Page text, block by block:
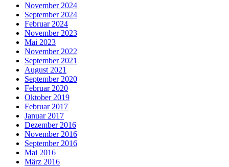
November 2024
September 2024
Februar 2024
November 2023
Mai 2023
November 2022
September 2021
August 2021
September 2020
Februar 2020
Oktober 2019
Februar 2017
Januar 2017
Dezember 2016
November 2016
September 2016
Mai 2016
März 2016